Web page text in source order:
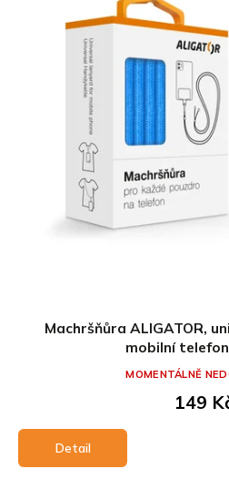
Machršňůra ALIGATOR,
mobilní
149
Detail
MOMENTÁLNĚ